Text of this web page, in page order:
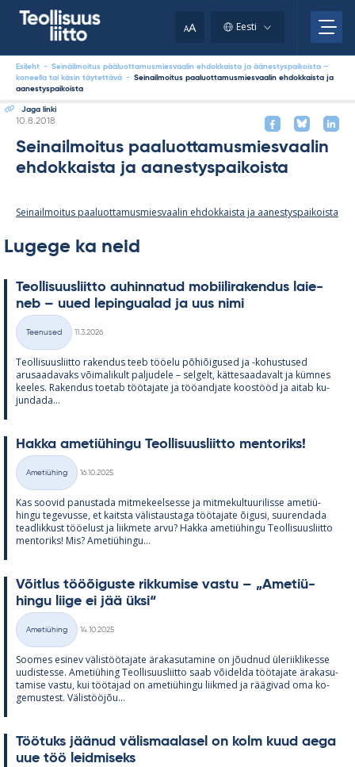
AA Eesti
Esileht - Seinäilmoitus pääluottamusmiesvaalin ehdokkaista ja äänestyspaikoista –
koneella tai käsin täytettävä - Seinailmoitus paaluottamusmiesvaalin ehdokkaista ja
aanestyspaikoista
Jaga linki
Kirjoitettu
10.8.2018
Seinailmoitus paaluottamusmiesvaalin
ehdokkaista ja aanestyspaikoista
Seinailmoitus paaluottamusmiesvaalin ehdokkaista ja aanestyspaikoista
Lugege ka neid
Teol­li­suus­liitto au­hin­na­tud mo­bii­li­ra­ken­dus lai­e­
neb – uued le­pin­gua­lad ja uus nimi
Kategooriad
Teenused
11.3.2026
Teol­li­suus­liitto ra­ken­dus teeb töö­elu põ­hiõi­gused ja -ko­hus­tused
arusaa­da­vaks või­ma­li­kult pal­ju­dele – sel­gelt, kät­te­saa­da­valt ja küm­nes
kee­les. Ra­ken­dus toe­tab töö­ta­jate ja töö­and­jate koos­tööd ja ai­tab ku­
jun­dada...
Hakka ame­tiü­hingu Teol­li­suus­liitto men­to­riks!
Kategooriad
Ametiühing
16.10.2025
Kas soo­vid pa­nus­tada mit­me­keel­sesse ja mit­me­kul­tuu­ri­lisse ame­tiü­
hingu te­ge­vusse, et kaitsta vä­lis­taus­taga töö­ta­jate õi­gusi, suu­ren­dada
tead­lik­kust töö­elust ja liik­mete arvu? Hakka ame­tiü­hingu Teol­li­suus­liitto
men­to­riks! Mis? Ame­tiü­hingu...
Võit­lus tööõi­guste rik­ku­mise vastu – „Ame­tiü­
hingu liige ei jää üksi“
Kategooriad
Ametiühing
14.10.2025
Soo­mes esi­nev vä­lis­töö­ta­jate ära­ka­su­ta­mine on jõud­nud üle­riikli­kesse
uu­dis­tesse. Ame­tiü­hing Teol­li­suus­liitto saab või­delda töö­ta­jate ära­ka­su­
ta­mise vastu, kui töö­ta­jad on ame­tiü­hingu liik­med ja rää­gi­vad oma ko­
ge­mus­test. Vä­lis­tööjõu...
Töö­tuks jää­nud vä­lis­maa­la­sel on kolm kuud aega
uue töö leid­mi­seks